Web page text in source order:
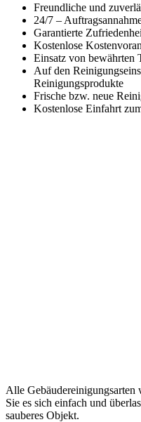
Freundliche und
24/7 –
Garantierte
Kostenlose
Einsatz von bewährten
Auf den
Reinigungsprodukte
Frische bzw. neue
Kostenlose Einfahrt
Alle
Sie es sich einfach und
sauberes Objekt.